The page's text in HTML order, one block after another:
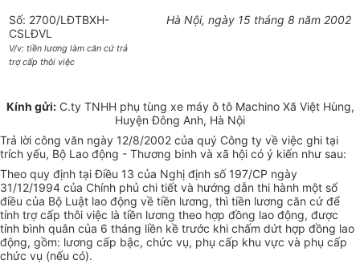
Số: 2700/LĐTBXH-
CSLĐVL
V/v: tiền lương làm căn cứ trả
trợ cấp thôi việc
Hà Nội, ngày 15 tháng 8 năm 2002
Kính gửi:C.ty TNHH phụ tùng xe máy ô tô Machino Xã Việt Hùng,
Huyện Đông Anh, Hà Nội
Trả lời công văn ngày 12/8/2002 của quý Công ty về việc ghi tại
trích yếu, Bộ Lao động - Thương binh và xã hội có ý kiến như sau:
Theo quy định tại Điều 13 của Nghị định số 197/CP ngày
31/12/1994 của Chính phủ chi tiết và hướng dẫn thi hành một số
điều của Bộ Luật lao động về tiền lương, thì tiền lương căn cứ để
tính trợ cấp thôi việc là tiền lương theo hợp đồng lao động, được
tính bình quân của 6 tháng liền kề trước khi chấm dứt hợp đồng lao
động, gồm: lương cấp bậc, chức vụ, phụ cấp khu vực và phụ cấp
chức vụ (nếu có).